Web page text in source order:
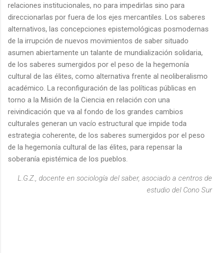
relaciones institucionales, no para impedirlas sino para
direccionarlas por fuera de los ejes mercantiles. Los saberes
alternativos, las concepciones epistemológicas posmodernas
de la irrupción de nuevos movimientos de saber situado
asumen abiertamente un talante de mundialización solidaria,
de los saberes sumergidos por el peso de la hegemonía
cultural de las élites, como alternativa frente al neoliberalismo
académico. La reconfiguración de las políticas públicas en
torno a la Misión de la Ciencia en relación con una
reivindicación que va al fondo de los grandes cambios
culturales generan un vacío estructural que impide toda
estrategia coherente, de los saberes sumergidos por el peso
de la hegemonía cultural de las élites, para repensar la
soberanía epistémica de los pueblos.
L.G.Z., docente en sociología del saber, asociado a centros de
estudio del Cono Sur